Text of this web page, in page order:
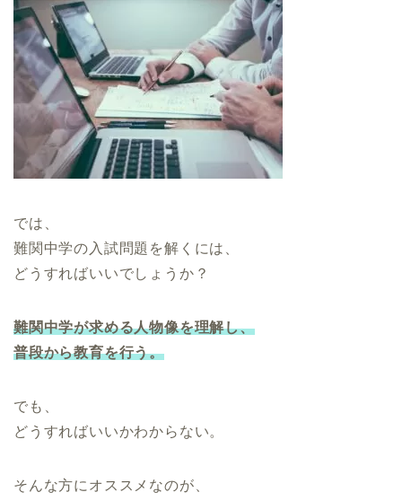
では、
難関中学の入試問題を解くには、
どうすればいいでしょうか？
難関中学が求める人物像を理解し、
普段から教育を行う。
でも、
どうすればいいかわからない。
そんな方にオススメなのが、